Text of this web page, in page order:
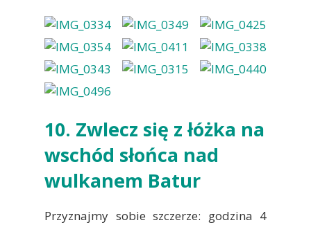
10. Zwlecz się z łóżka na
wschód słońca nad
wulkanem Batur
Przyznajmy sobie szczerze: godzina 4